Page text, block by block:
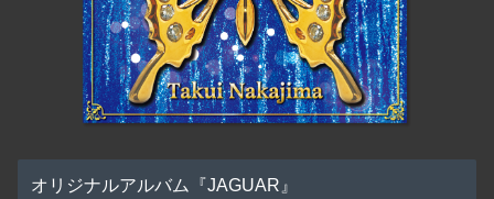
オリジナルアルバム『JAGUAR』